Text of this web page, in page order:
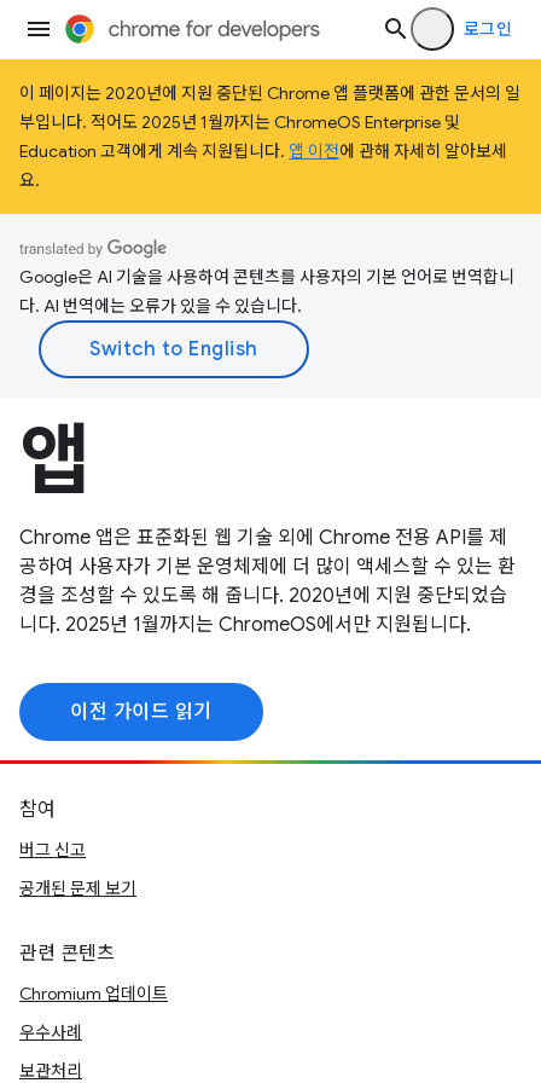
로그인
이 페이지는 2020년에 지원 중단된 Chrome 앱 플랫폼에 관한 문서의 일
부입니다. 적어도 2025년 1월까지는 ChromeOS Enterprise 및
Education 고객에게 계속 지원됩니다. 앱 이전에 관해 자세히 알아보세
요.
Google은 AI 기술을 사용하여 콘텐츠를 사용자의 기본 언어로 번역합니
다. AI 번역에는 오류가 있을 수 있습니다.
앱
Chrome 앱은 표준화된 웹 기술 외에 Chrome 전용 API를 제
공하여 사용자가 기본 운영체제에 더 많이 액세스할 수 있는 환
경을 조성할 수 있도록 해 줍니다. 2020년에 지원 중단되었습
니다. 2025년 1월까지는 ChromeOS에서만 지원됩니다.
이전 가이드 읽기
참여
버그 신고
공개된 문제 보기
관련 콘텐츠
Chromium 업데이트
우수사례
보관처리